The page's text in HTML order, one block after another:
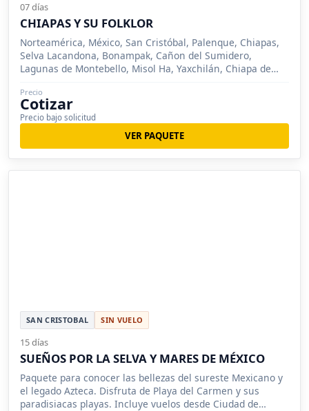
07 días
CHIAPAS Y SU FOLKLOR
Norteamérica, México, San Cristóbal, Palenque, Chiapas,
Selva Lacandona, Bonampak, Cañon del Sumidero,
Lagunas de Montebello, Misol Ha, Yaxchilán, Chiapa de
Precio
Cotizar
Precio bajo solicitud
VER PAQUETE
SAN CRISTOBAL SIN VUELO
15 días
SUEÑOS POR LA SELVA Y MARES DE MÉXICO
Paquete para conocer las bellezas del sureste Mexicano y
el legado Azteca. Disfruta de Playa del Carmen y sus
paradisiacas playas. Incluye vuelos desde Ciudad de